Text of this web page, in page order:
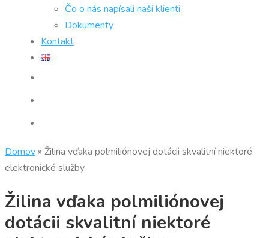
Čo o nás napísali naši klienti
Dokumenty
Kontakt
Domov » Žilina vďaka polmiliónovej dotácii skvalitní niektoré
elektronické služby
Žilina vďaka polmiliónovej
dotácii skvalitní niektoré